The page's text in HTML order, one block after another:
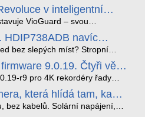
jen čára na mapě, ale
cesty.
moderní a vysoce univerzální
v inteligentní
VioGuard – svou
systém, poháněný
inteligence (AI), je navržen
nástroje pro vymáhání
bezpečnost na silnicích a
v moderních městech.
HDIP738ADB navíc
– bez PC.
bez slepých míst? Stropní
skládá obraz ze dvou
čistého 180° záběru bez
detekci osob a vozidel,
9.0.19. Čtyři věci,
r9 pro 4K rekordéry řady
– a jedna z nich vám ušetří
k zákazníkům.
která hlídá tam, kam
bez kabelů. Solární napájení,